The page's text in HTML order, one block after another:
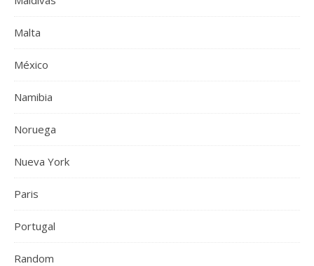
Malta
México
Namibia
Noruega
Nueva York
Paris
Portugal
Random